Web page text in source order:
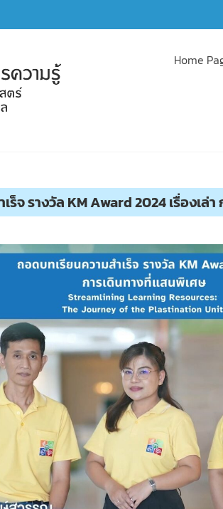
Home
จ รางวัล KM Award 2024 เรื่องเล่